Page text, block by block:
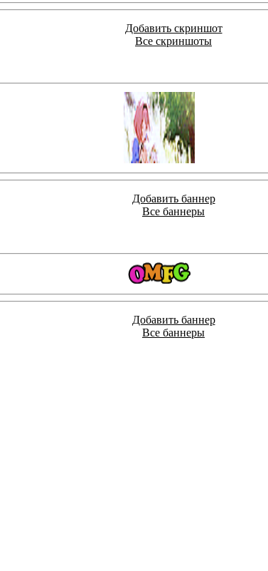
Добавить скриншот
Все скриншоты
Добавить баннер
Все баннеры
Добавить баннер
Все баннеры